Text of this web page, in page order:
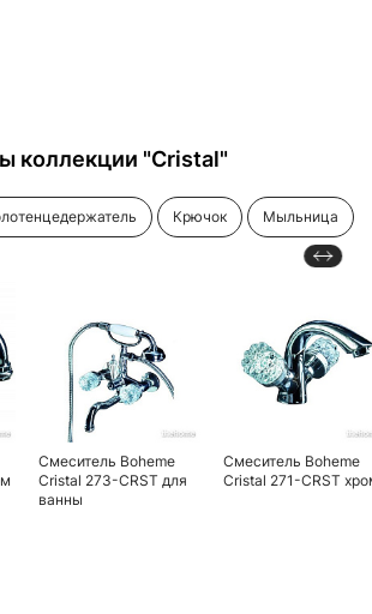
коллекции "Cristal"
крючок мыльница
Смеситель Boheme
Cristal 273-CRST для
ванны
Смеситель Boheme
Cristal 271-CRST